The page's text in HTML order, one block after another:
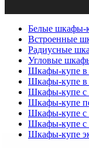
Белые шкафы-
Встроенные
Радиусные
Угловые
Шкафы-купе
Шкафы-купе в
Шкафы-купе с
Шкафы-купе
Шкафы-купе с
Шкафы-купе с
Шкафы-купе